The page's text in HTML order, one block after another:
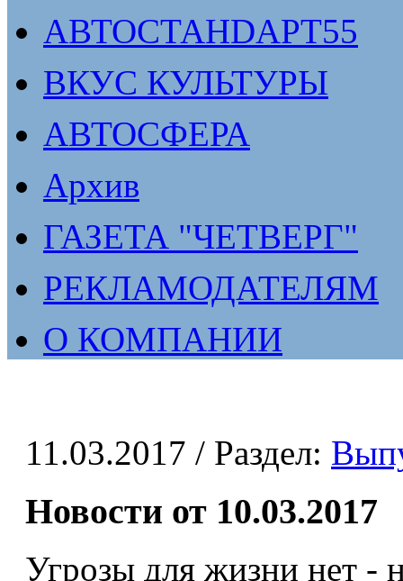
АВТОСТАНDАРТ55
ВКУС КУЛЬТУРЫ
АВТОСФЕРА
Архив
ГАЗЕТА "ЧЕТВЕРГ"
РЕКЛАМОДАТЕЛЯМ
О КОМПАНИИ
11.03.2017 / Раздел:
Новости от 10.03.2017
Угрозы для жизни нет -